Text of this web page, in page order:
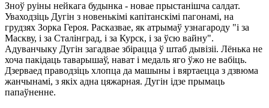
Зноў руіны нейкага будынка - новае прыстанішча салдат.
Уваходзіць Дугін з новенькімі капітанскімі пагонамі, на
грудзях Зорка Героя. Расказвае, як атрымаў узнагароду "і за
Маскву, і за Сталінград, і за Курск, і за ўсю вайну".
Адуванчыку Дугін загадвае збірацца ў штаб дывізіі. Лёнька не
хоча пакідаць таварышаў, нават і медаль яго ўжо не вабіць.
Дзерваед праводзіць хлопца да машыны і вяртаецца з дзвюма
жанчынамі, з якіх адна цяжарная. Дугін ідзе прымаць
папаўненне.